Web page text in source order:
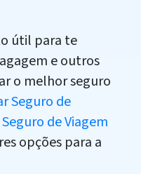
útil para te
e outros
o melhor seguro
Seguro de
de Viagem
opções para a